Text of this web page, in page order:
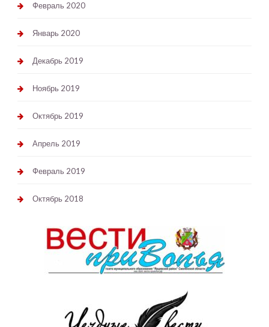
Февраль 2020
Январь 2020
Декабрь 2019
Ноябрь 2019
Октябрь 2019
Апрель 2019
Февраль 2019
Октябрь 2018